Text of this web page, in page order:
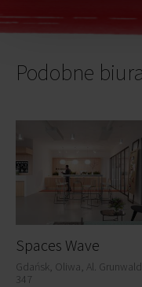
Podobne biura
Spaces Wave
Gdańsk, Oliwa, Al.
347